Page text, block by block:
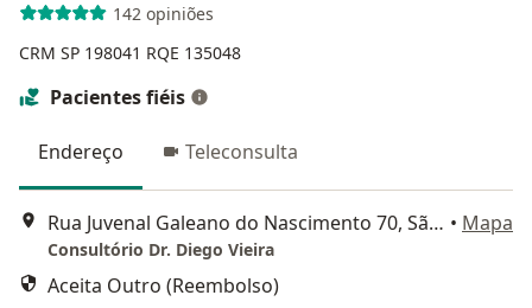
142 opiniões
CRM SP 198041 RQE 135048
Pacientes fiéis
Endereço Teleconsulta
Rua Juvenal Galeano do Nascimento 70, São José dos Campos • Mapa
Consultório Dr. Diego Vieira
Aceita Outro (Reembolso)